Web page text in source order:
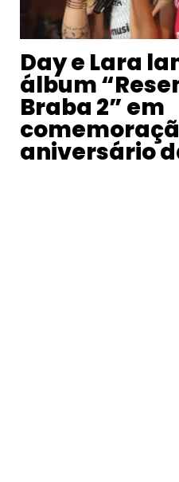
Day e Lara
álbum
Braba 2” em
aniversário